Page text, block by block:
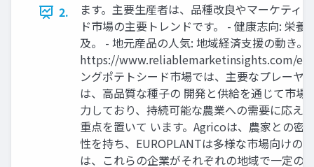
2.
ます。主要生産者は、品種改良やマーケティ
ド市場の主要トレンドです。 - 健康志向: 栄
及。 - 地元産品の人気: 地域経済支援の動き
https://www.reliablemarketinsights.com/
ングポテトシード市場では、主要なプレーヤ
は、高品質な種子の 開発と供給を通じて市
力しており、持続可能な農業への需要に応え
重点を置いて います。Agricoは、農家との
性を持ち、EUROPLANTは多様な市場向けの
は、これらの企業がそれぞれの地域で一定の